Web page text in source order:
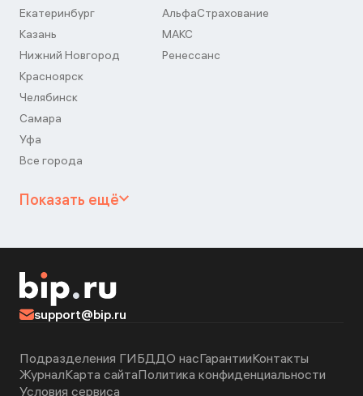
Екатеринбург
Казань
Нижний Новгород
Красноярск
Челябинск
Самара
Уфа
Все города
АльфаСтрахование
МАКС
Ренессанс
Показать ещё
support@bip.ru
Подразделения ГИБДДО насГарантииКонтакты
ЖурналКарта сайтаПолитика конфиденциальности
Условия сервиса